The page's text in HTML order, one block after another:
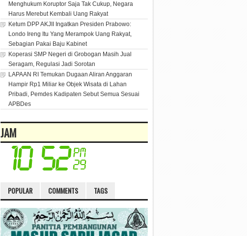
Menghukum Koruptor Saja Tak Cukup, Negara
Harus Merebut Kembali Uang Rakyat
Ketum DPP AKJII Ingatkan Presiden Prabowo:
Londo Ireng Itu Yang Merampok Uang Rakyat,
Sebagian Pakai Baju Kabinet
Koperasi SMP Negeri di Grobogan Masih Jual
Seragam, Regulasi Jadi Sorotan
LAPAAN RI Temukan Dugaan Aliran Anggaran
Hampir Rp1 Miliar ke Objek Wisata di Lahan
Pribadi, Pemdes Kadipaten Sebut Semua Sesuai
APBDes
JAM
POPULAR COMMENTS TAGS